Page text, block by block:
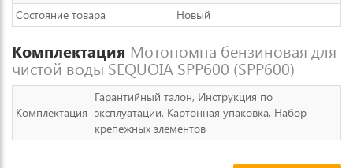
Состояние товара
Новый
Комплектация Мотопомпа бензиновая для
чистой воды SEQUOIA SPP600 (SPP600)
Комплектация
Гарантийный талон, Инструкция по
эксплуатации, Картонная упаковка, Набор
крепежных элементов